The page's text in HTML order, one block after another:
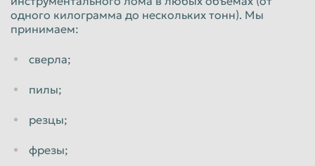
Пенза Пермь
Петрозаводск
Подольск
Санкт-Петербург
одного килограмма до нескольких тонн). Мы
принимаем:
сверла;
пилы;
резцы;
фрезы;